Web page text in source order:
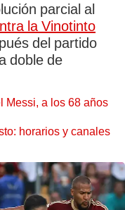
parcial al
la Vinotinto
del partido
doble de
Messi, a los 68 años
horarios y canales